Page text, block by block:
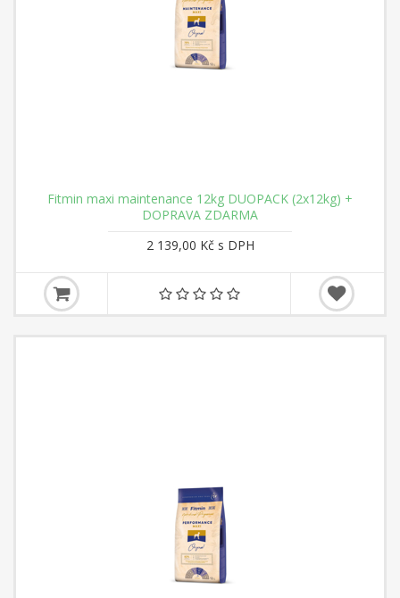
Fitmin maxi maintenance 12kg DUOPACK (2x12kg) +
DOPRAVA ZDARMA
2 139,00 Kč s DPH